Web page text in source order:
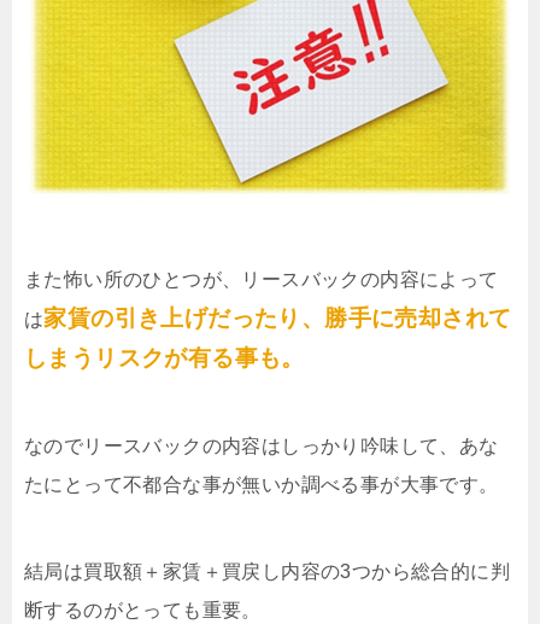
また怖い所のひとつが、リースバックの内容によって
は家賃の引き上げだったり、勝手に売却されて
しまうリスクが有る事も。
なのでリースバックの内容はしっかり吟味して、あな
たにとって不都合な事が無いか調べる事が大事です。
結局は買取額＋家賃＋買戻し内容の3つから総合的に判
断するのがとっても重要。